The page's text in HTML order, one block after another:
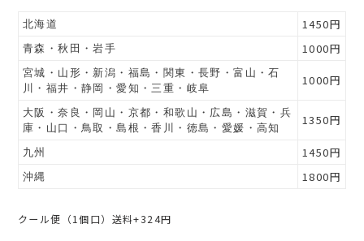
北海道 1450円
青森・秋田・岩手 1000円
宮城・山形・新潟・福島・関東・長野・富山・石
川・福井・静岡・愛知・三重・岐阜
1000円
大阪・奈良・岡山・京都・和歌山・広島・滋賀・兵
庫・山口・鳥取・島根・香川・徳島・愛媛・高知
1350円
九州 1450円
沖縄 1800円
クール便（1個口）送料+324円